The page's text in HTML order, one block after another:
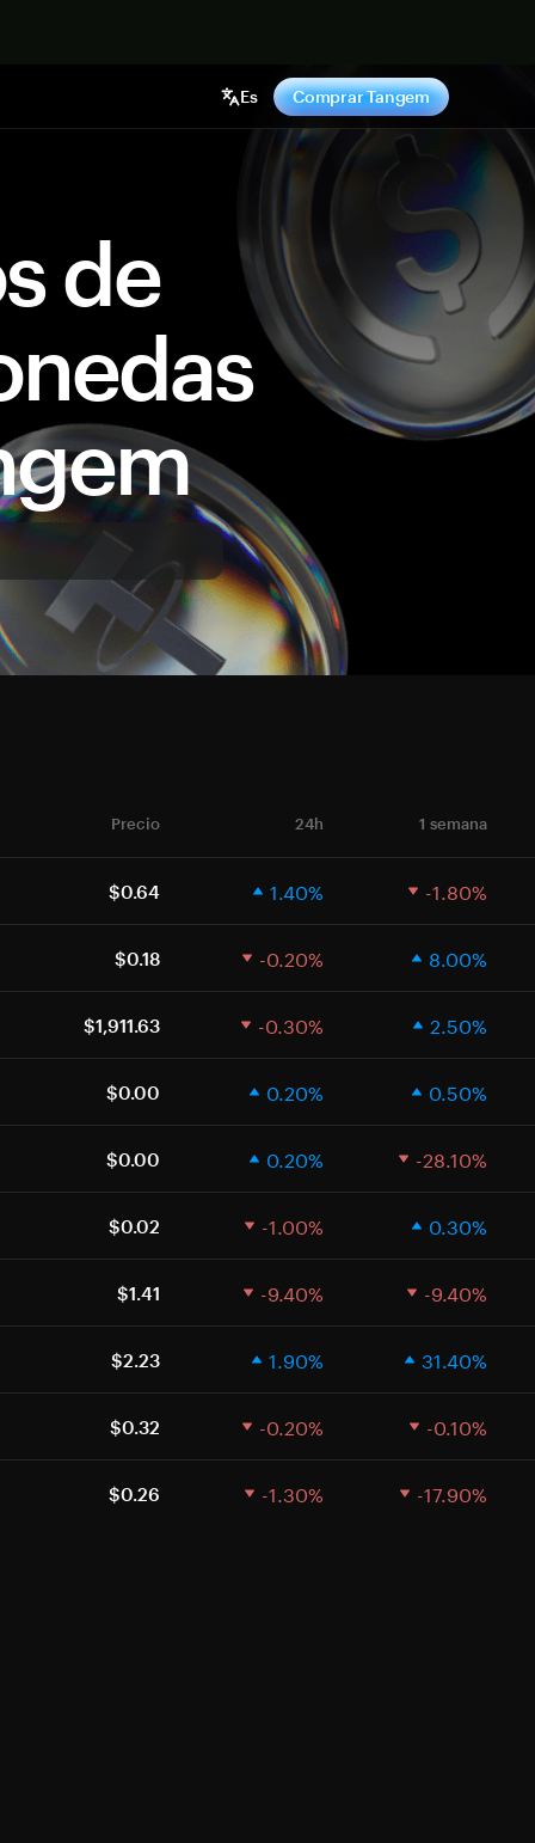
Es Comprar Tangem
de
Precio 24h 1 semana
$0.64 1.40% -1.80%
$0.18 -0.20% 8.00%
$1,911.63 -0.30% 2.50%
$0.00 0.20% 0.50%
$0.00 0.20% -28.10%
$0.02 -1.00% 0.30%
$1.41 -9.40% -9.40%
$2.23 1.90% 31.40%
$0.32 -0.20% -0.10%
$0.26 -1.30% -17.90%